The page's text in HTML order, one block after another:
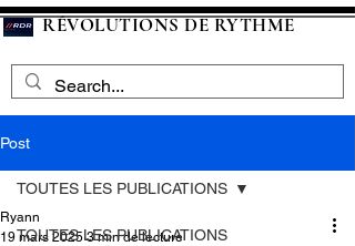
RÉVOLUTIONS DE RYTHME
Post
TOUTES LES PUBLICATIONS
TOUTES LES PUBLICATIONS
Ryann
19 mars 2025 3 min de lecture